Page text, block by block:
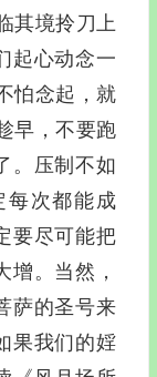
其境拎刀上
起心动念一
怕念起，就
早，不要跑
。压制不如
每次都能成
要尽可能把
增。当然，
萨的圣号来
果我们的婬